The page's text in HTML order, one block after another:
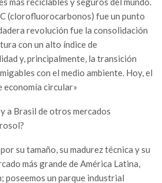
(clorofluorocarbonos) fue un punto
revolución fue la consolidación
con un alto índice de
y, principalmente, la transición
con el medio ambiente. Hoy, el
economía circular»
a Brasil de otros mercados
su tamaño, su madurez técnica y su
más grande de América Latina,
poseemos un parque industrial